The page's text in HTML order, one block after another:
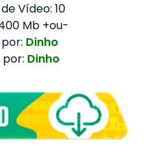
Vídeo: 10
Mb +ou-
Dinho
Dinho